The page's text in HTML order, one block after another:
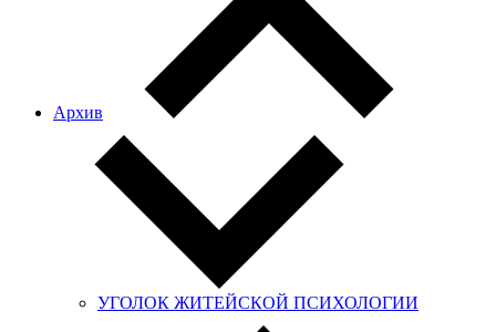
Архив
УГОЛОК ЖИТЕЙСКОЙ ПСИХОЛОГИИ